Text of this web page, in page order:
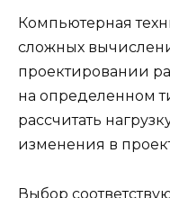
Компьютерная
сложных
проектировании
на определенном
рассчитать
изменения в
Выбор